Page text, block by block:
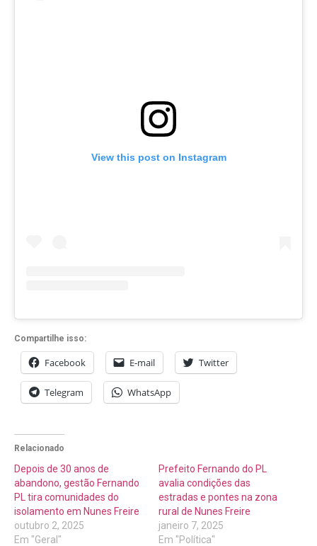
View this post on Instagram
Compartilhe isso:
Facebook E-mail Twitter
Telegram WhatsApp
Relacionado
Depois de 30 anos de
abandono, gestão Fernando
PL tira comunidades do
isolamento em Nunes Freire
outubro 2, 2025
Em "Geral"
Prefeito Fernando do PL
avalia condições das
estradas e pontes na zona
rural de Nunes Freire
janeiro 7, 2025
Em "Política"